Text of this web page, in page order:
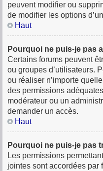
peuvent modifier ou
de modifier les options
Haut
Pourquoi ne puis-je pas
Certains forums peuvent
ou groupes d’utilisateurs.
ou réaliser n’importe
des permissions
modérateur ou un
demander un accès.
Haut
Pourquoi ne puis-je pas
Les permissions
jointes sont accordées par